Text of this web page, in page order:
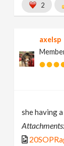
2
axelsp
she having
Attachments: